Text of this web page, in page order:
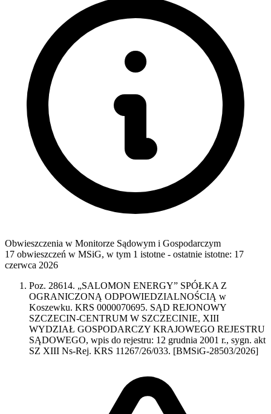
Obwieszczenia w Monitorze Sądowym i Gospodarczym
17 obwieszczeń w MSiG, w tym 1 istotne - ostatnie istotne: 17
czerwca 2026
Poz. 28614. „SALOMON ENERGY” SPÓŁKA Z
OGRANICZONĄ ODPOWIEDZIALNOŚCIĄ w
Koszewku. KRS 0000070695. SĄD REJONOWY
SZCZECIN-CENTRUM W SZCZECINIE, XIII
WYDZIAŁ GOSPODARCZY KRAJOWEGO REJESTRU
SĄDOWEGO, wpis do rejestru: 12 grudnia 2001 r., sygn. akt
SZ XIII Ns-Rej. KRS 11267/26/033. [BMSiG-28503/2026]